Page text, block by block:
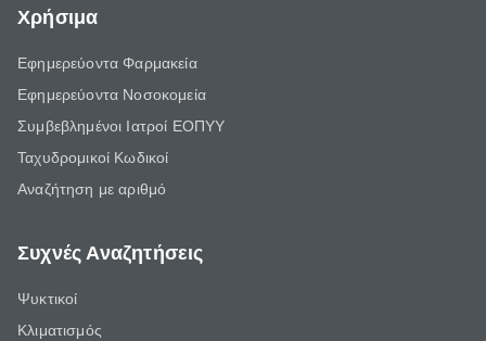
Χρήσιμα
Εφημερεύοντα Φαρμακεία
Εφημερεύοντα Νοσοκομεία
Συμβεβλημένοι Ιατροί ΕΟΠΥΥ
Ταχυδρομικοί Κωδικοί
Αναζήτηση με αριθμό
Συχνές Αναζητήσεις
Ψυκτικοί
Κλιματισμός